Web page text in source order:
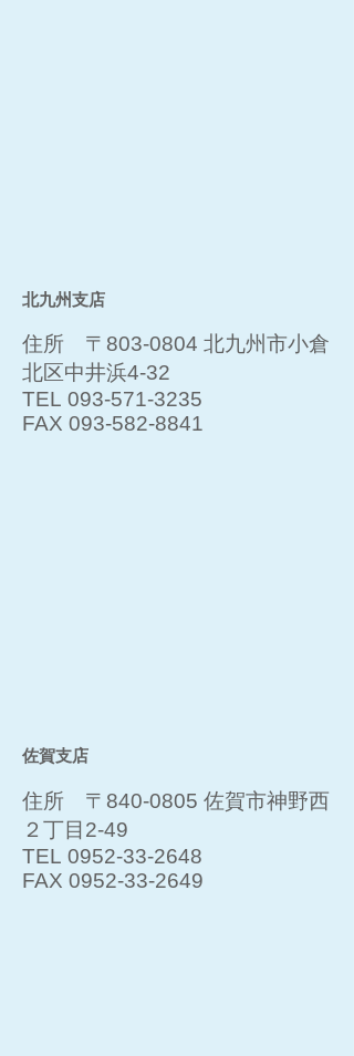
北九州支店
住所 〒803-0804 北九州市小倉
北区中井浜4-32
TEL 093-571-3235
FAX 093-582-8841
佐賀支店
住所 〒840-0805 佐賀市神野西
２丁目2-49
TEL 0952-33-2648
FAX 0952-33-2649